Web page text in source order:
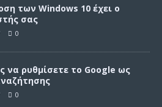
των Windows 10 έχει ο
σας
0
να ρυθμίσετε το Google ως
0